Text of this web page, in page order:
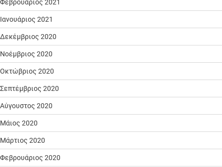
Φεβρουάριος 2021
Ιανουάριος 2021
Δεκέμβριος 2020
Νοέμβριος 2020
Οκτώβριος 2020
Σεπτέμβριος 2020
Αύγουστος 2020
Μάιος 2020
Μάρτιος 2020
Φεβρουάριος 2020